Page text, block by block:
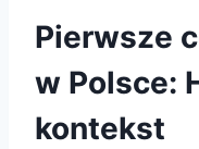
Pierwsze
w Polsce:
kontekst